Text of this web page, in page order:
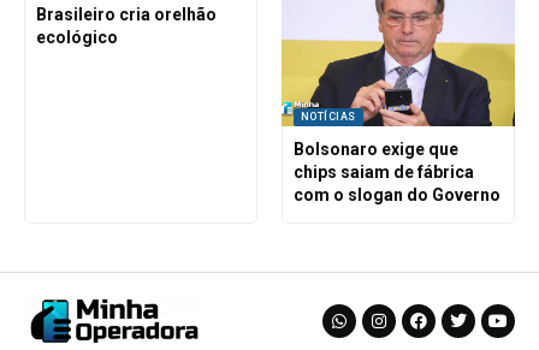
Brasileiro cria orelhão
ecológico
NOTÍCIAS
Bolsonaro exige que
chips saiam de fábrica
com o slogan do Governo